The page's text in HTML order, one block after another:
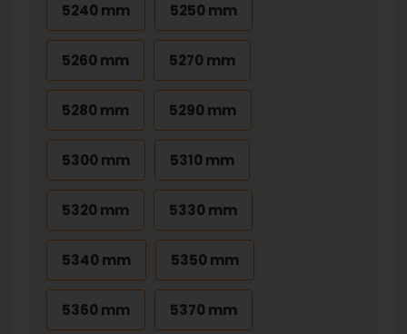
5240 mm 5250 mm
5260 mm 5270 mm
5280 mm 5290 mm
5300 mm 5310 mm
5320 mm 5330 mm
5340 mm 5350 mm
5360 mm 5370 mm